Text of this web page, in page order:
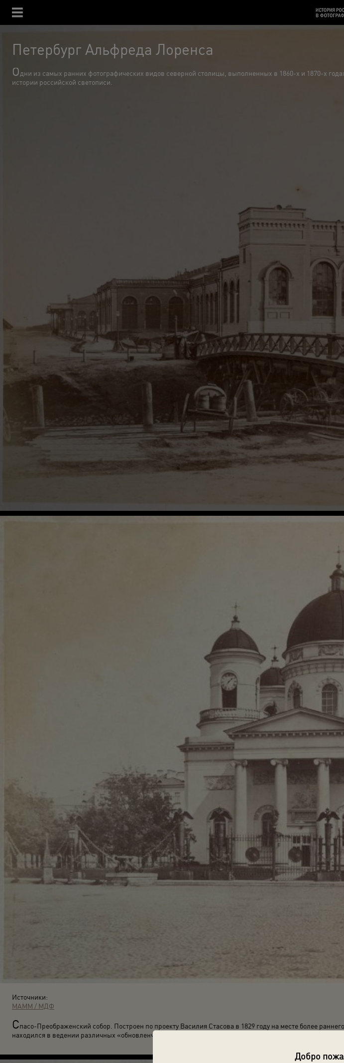
Добро
Петербург Альфреда Лоренса
Одни из самых ранних фотографических видов северной столицы, выполненных в 1860-х и 1870-х
истории российской светописи.
Источники:
МАММ / МДФ
Спасо-Преображенский собор. Построен по проекту Василия Стасова в 1829 году на месте более
находился в ведении различных «обновленческих» структур.